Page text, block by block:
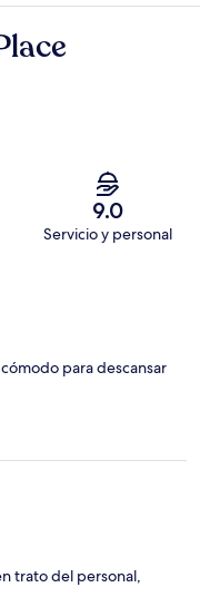
9.0
Servicio y personal
para descansar
trato del personal,